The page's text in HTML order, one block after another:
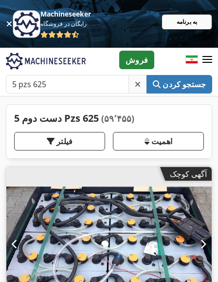
Machineseeker
رایگان در فروشگاه به برنامه
جستجو کردن
فروش
دست دوم 5 Pzs 625 (۵۹٬۴۵۵)
فیلتر اهمیت
آگهی کوچک